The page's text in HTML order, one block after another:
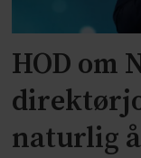
HOD om
naturlig